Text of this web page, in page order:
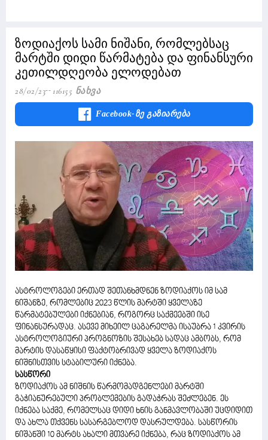
ზოდიაქოს სამი ნიშანი, რომლებსაც
მარტში დიდი წარმატება და ფინანსური
კეთილდღეობა ელოდებათ
28/02/23 116155 Ნახვა
Facebook-Ზე Გაზიარება
ასტროლოგები ერთად შეთანხმდნენ ზოდიაქოს იმ სამ
ნიშანზე, რომლებიც 2023 წლის მარტში ყველაზე
წარმატებულები იქნებიან, როგორც საქმეებში ისე
ფინანსურადაც. ასევე მიხეილ ცაგარელმა ისაუბრა 1 კვირის
ასტროლოგიური პროგნოზის შესახებ სადაც ამბობს, რომ
მარტის დასაწყისი ფაქტობრივად ყველა ზოდიაქოს
ნიშნისთვის სტაბილური იქნება.
სასწორი
ზოდიაქოს ამ ნიშნის წარმომადგენლები მარტში
გაჭიანურებული პრობლემების გადაჭრას შეძლებენ. ეს
იქნება საქმე, რომელსაც დიდი ხნის განმავლობაში უცდიდით
და ახლა თქვენს სასარგებლოდ დასრულდება. სასწორის
ნიშანში 10 მარტს ახალი მთვარე იქნება, რაც ზოდიაქოს ამ